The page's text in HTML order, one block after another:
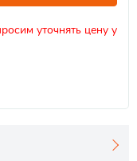
уточнять цену у